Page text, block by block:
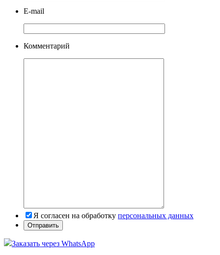
E-mail
Комментарий
Я согласен на обработку персональных данных
Заказать через WhatsApp